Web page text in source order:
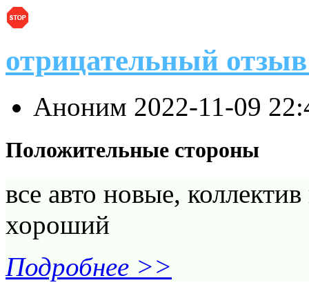
отрицательный
Аноним 2022-11-09
Положительные стороны
все авто новые,
хороший
Подробнее >>